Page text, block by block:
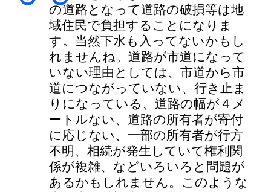
の道路となって道路の破損等は地
域住民で負担することになりま
す。当然下水も入ってないかもし
れませんね。道路が市道になって
いない理由としては、市道から市
道につながっていない、行き止ま
りになっている、道路の幅が４メ
ートルない、道路の所有者が寄付
に応じない、一部の所有者が行方
不明、相続が発生していて権利関
係が複雑、などいろいろと問題が
あるかもしれません。このような